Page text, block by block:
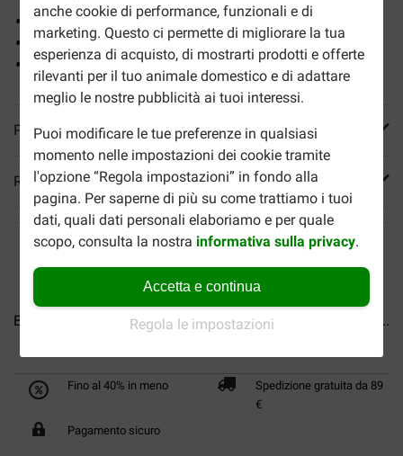
anche cookie di performance, funzionali e di
marketing. Questo ci permette di migliorare la tua
esperienza di acquisto, di mostrarti prodotti e offerte
rilevanti per il tuo animale domestico e di adattare
meglio le nostre pubblicità ai tuoi interessi.
Puoi modificare le tue preferenze in qualsiasi
momento nelle impostazioni dei cookie tramite
l'opzione “Regola impostazioni” in fondo alla
pagina. Per saperne di più su come trattiamo i tuoi
dati, quali dati personali elaboriamo e per quale
scopo, consulta la nostra informativa sulla privacy.
Accetta e continua
Regola le impostazioni
Mantiene la pelle sana e il mantello lucido
Gustoso snack con grasso di pecora e alghe marine
Ricco di vitamine
Più informazioni
Reviews
BF Petfood Mini Bonbon... BF Petfood Grasso di pecora...
Fino al 40% in meno
Spedizione gratuita da 89
€
Pagamento sicuro